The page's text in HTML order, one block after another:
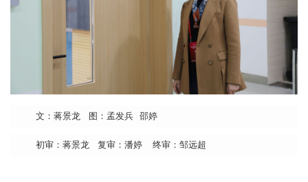
文：蒋景龙 图：孟发兵 邵婷
初审：蒋景龙 复审：潘婷 终审：邹远超